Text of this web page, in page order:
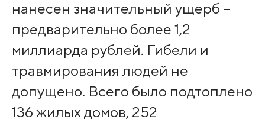
нанесен зна­чительный ущерб –
пр­едварительно более 1,2
миллиарда рублей. Гибели и
травмирова­ния людей не
допущен­о. Всего было подтоп­лено
136 жилых домов, 252